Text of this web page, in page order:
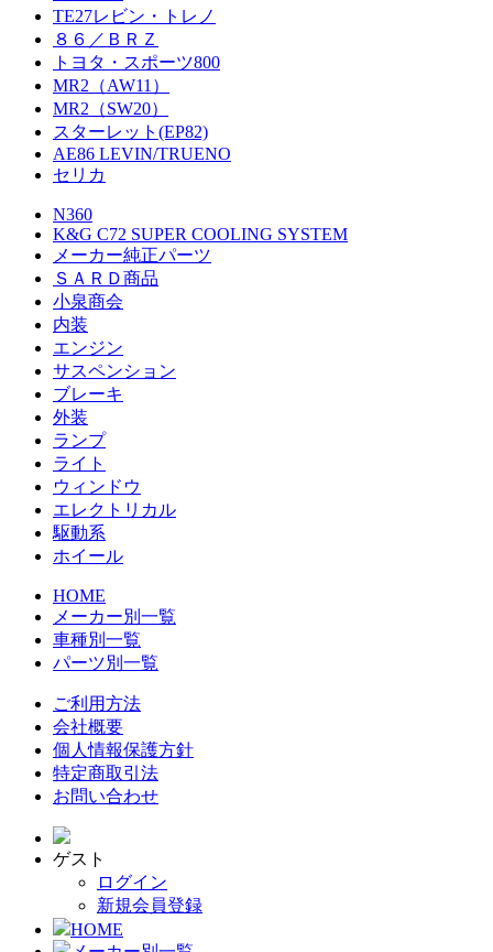
TE27レビン・トレノ
８６／ＢＲＺ
トヨタ・スポーツ800
MR2（AW11）
MR2（SW20）
スターレット(EP82)
AE86 LEVIN/TRUENO
セリカ
N360
K&G C72 SUPER COOLING SYSTEM
メーカー純正パーツ
ＳＡＲＤ商品
小泉商会
内装
エンジン
サスペンション
ブレーキ
外装
ランプ
ライト
ウィンドウ
エレクトリカル
駆動系
ホイール
HOME
メーカー別一覧
車種別一覧
パーツ別一覧
ご利用方法
会社概要
個人情報保護方針
特定商取引法
お問い合わせ
ゲスト
ログイン
新規会員登録
HOME